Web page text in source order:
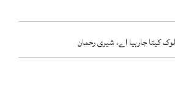
کیتا جارہیا اے، شیری رحمان